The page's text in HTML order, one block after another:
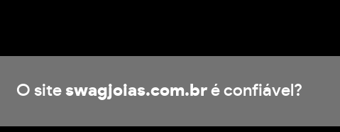
O site swagjoias.com.bré confiável?